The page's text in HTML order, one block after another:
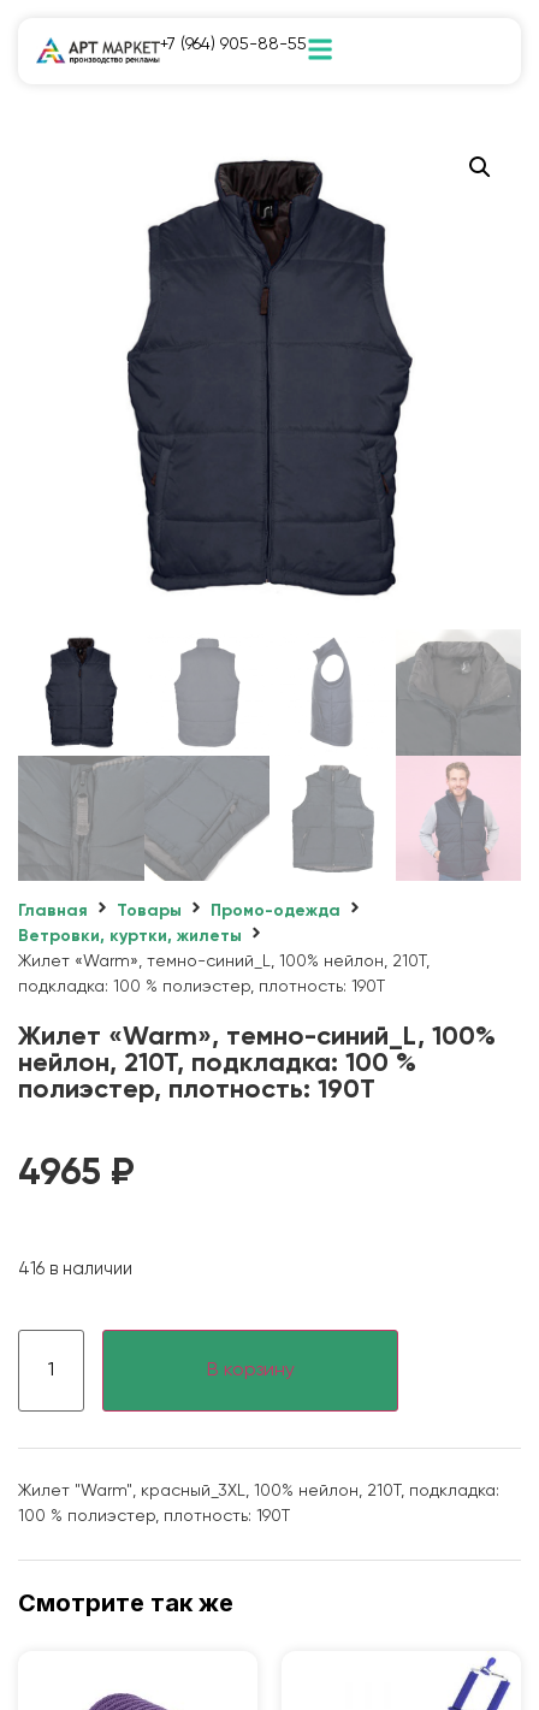
+7 (964) 905-88-55
Главная Товары
Промо-одежда
Ветровки, куртки, жилеты
Жилет «Warm», темно-синий_L, 100% нейлон, 210Т,
подкладка: 100 % полиэстер, плотность: 190T
Жилет «Warm», темно-синий_L, 100%
нейлон, 210Т, подкладка: 100 %
полиэстер, плотность: 190T
4965 ₽
416 в наличии
В корзину
Жилет "Warm", красный_3XL, 100% нейлон, 210Т, подкладка:
100 % полиэстер, плотность: 190T
Смотрите так же